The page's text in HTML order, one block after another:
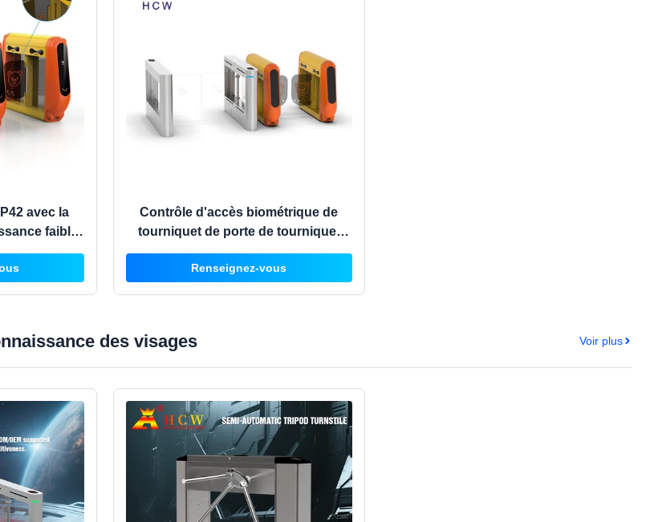
avec la
faible
le contrôle
Contrôle d'accès biométrique de
tourniquet de porte de tourniquet
d'aileron de RFID pour le terrain de
jeu des enfants
Renseignez-vous
des visages Voir plus